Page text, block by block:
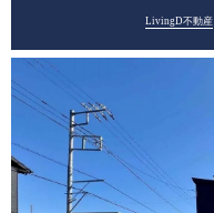
LivingD不動産